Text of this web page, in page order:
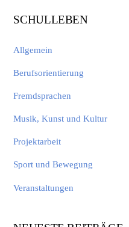
SCHULLEBEN
Allgemein
Berufsorientierung
Fremdsprachen
Musik, Kunst und Kultur
Projektarbeit
Sport und Bewegung
Veranstaltungen